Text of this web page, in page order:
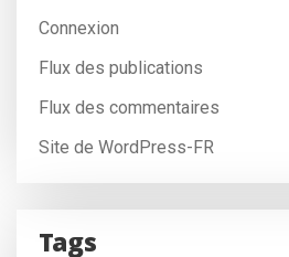
Connexion
Flux des publications
Flux des commentaires
Site de WordPress-FR
Tags